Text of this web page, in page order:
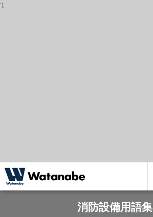
');
消防設備用語集